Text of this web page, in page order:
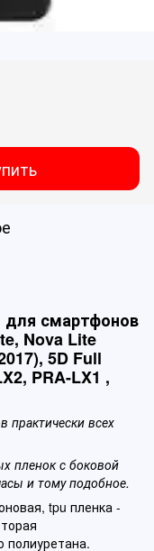
для смартфонов
Nova Lite
5D Full
PRA-LX1 ,
практически всех
пленок с боковой
и тому подобное.
tpu пленка -
полиуретана.